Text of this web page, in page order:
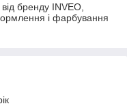
бренду INVEO,
і фарбування